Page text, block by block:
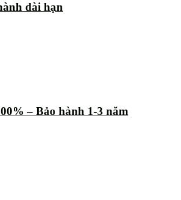
dài hạn
– Bảo hành 1-3 năm